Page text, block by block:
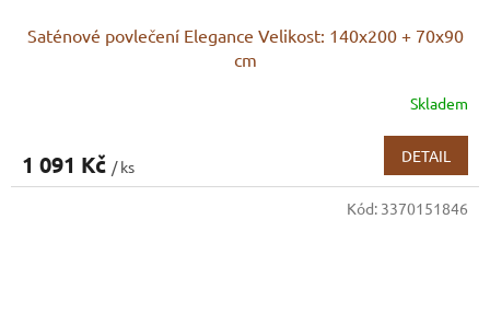
Saténové povlečení Elegance Velikost: 140x200 + 70x90
cm
Skladem
1 091 Kč / ks
DETAIL
Kód: 3370151846